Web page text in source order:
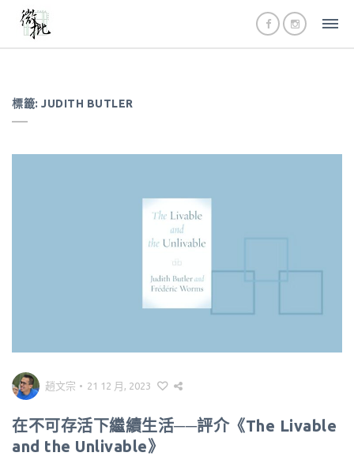
標籤: JUDITH BUTLER
趙文宗 • 21 12 月, 2023
在不可存活下繼續生活──評介《The Livable
and the Unlivable》